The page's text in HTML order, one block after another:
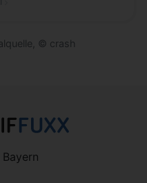
© crash
Bayern